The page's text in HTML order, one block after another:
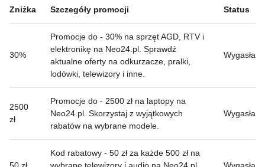
Zniżka Szczegóły promocji Status
30%
Promocje do - 30% na sprzęt AGD, RTV i
elektronikę na Neo24.pl. Sprawdź
aktualne oferty na odkurzacze, pralki,
lodówki, telewizory i inne.
Wygasła
2500
zł
Promocje do - 2500 zł na laptopy na
Neo24.pl. Skorzystaj z wyjątkowych
rabatów na wybrane modele.
Wygasła
Kod rabatowy - 50 zł za każde 500 zł na